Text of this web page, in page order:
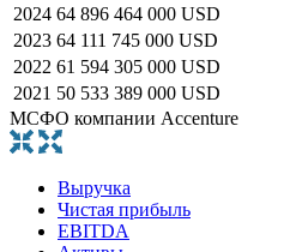
2024 64 896 464 000 USD
2023 64 111 745 000 USD
2022 61 594 305 000 USD
2021 50 533 389 000 USD
МСФО компании Accenture
Выручка
Чистая прибыль
EBITDA